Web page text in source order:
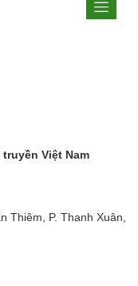
Việt Nam
Thiêm, P. Thanh Xuân,